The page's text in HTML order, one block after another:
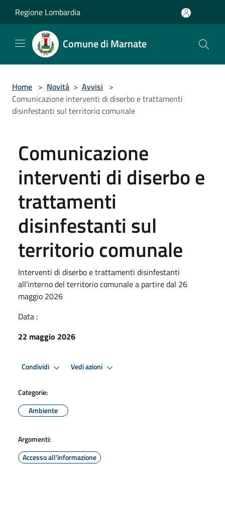
Regione Lombardia
Comune di Marnate
Home > Novità > Avvisi >
Comunicazione interventi di diserbo e trattamenti
disinfestanti sul territorio comunale
Comunicazione
interventi di diserbo e
trattamenti
disinfestanti sul
territorio comunale
Interventi di diserbo e trattamenti disinfestanti
all'interno del territorio comunale a partire dal 26
maggio 2026
Data :
22 maggio 2026
Condividi Vedi azioni
Categorie:
Ambiente
Argomenti:
Accesso all'informazione